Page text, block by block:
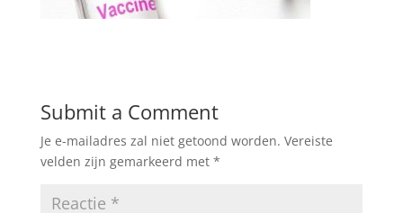
Submit a Comment
Je e-mailadres zal niet getoond worden. Vereiste
velden zijn gemarkeerd met *